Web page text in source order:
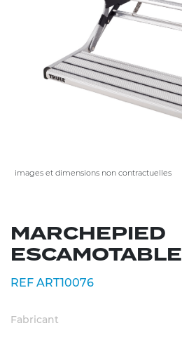
images et dimensions non contractuelles
MARCHEPIED
ESCAMOTABLE
REF ART10076
Fabricant